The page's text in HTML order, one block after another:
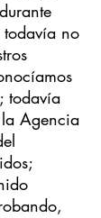
todavía no
todavía
Agencia